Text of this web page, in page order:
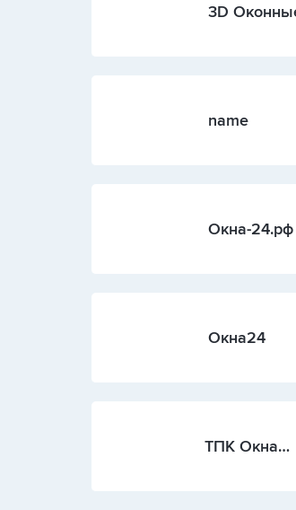
3D
name
Окна-24.рф
Окна24
ТПК Окна